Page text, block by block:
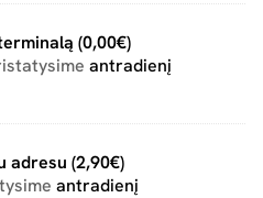
(0,00€)
antradienį
adresu (2,90€)
antradienį